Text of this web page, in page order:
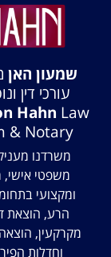
שמעון האן
עורכי דין
Hahn Law
& Notary
משרדנו מעניק
משפטי אישי,
ומקצועי
הרע, הוצאת
מקרקעין,
וחדלות